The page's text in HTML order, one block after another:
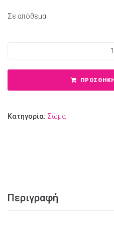
Σε απόθεμα
Κατηγορία: Σώμα
Περιγραφή